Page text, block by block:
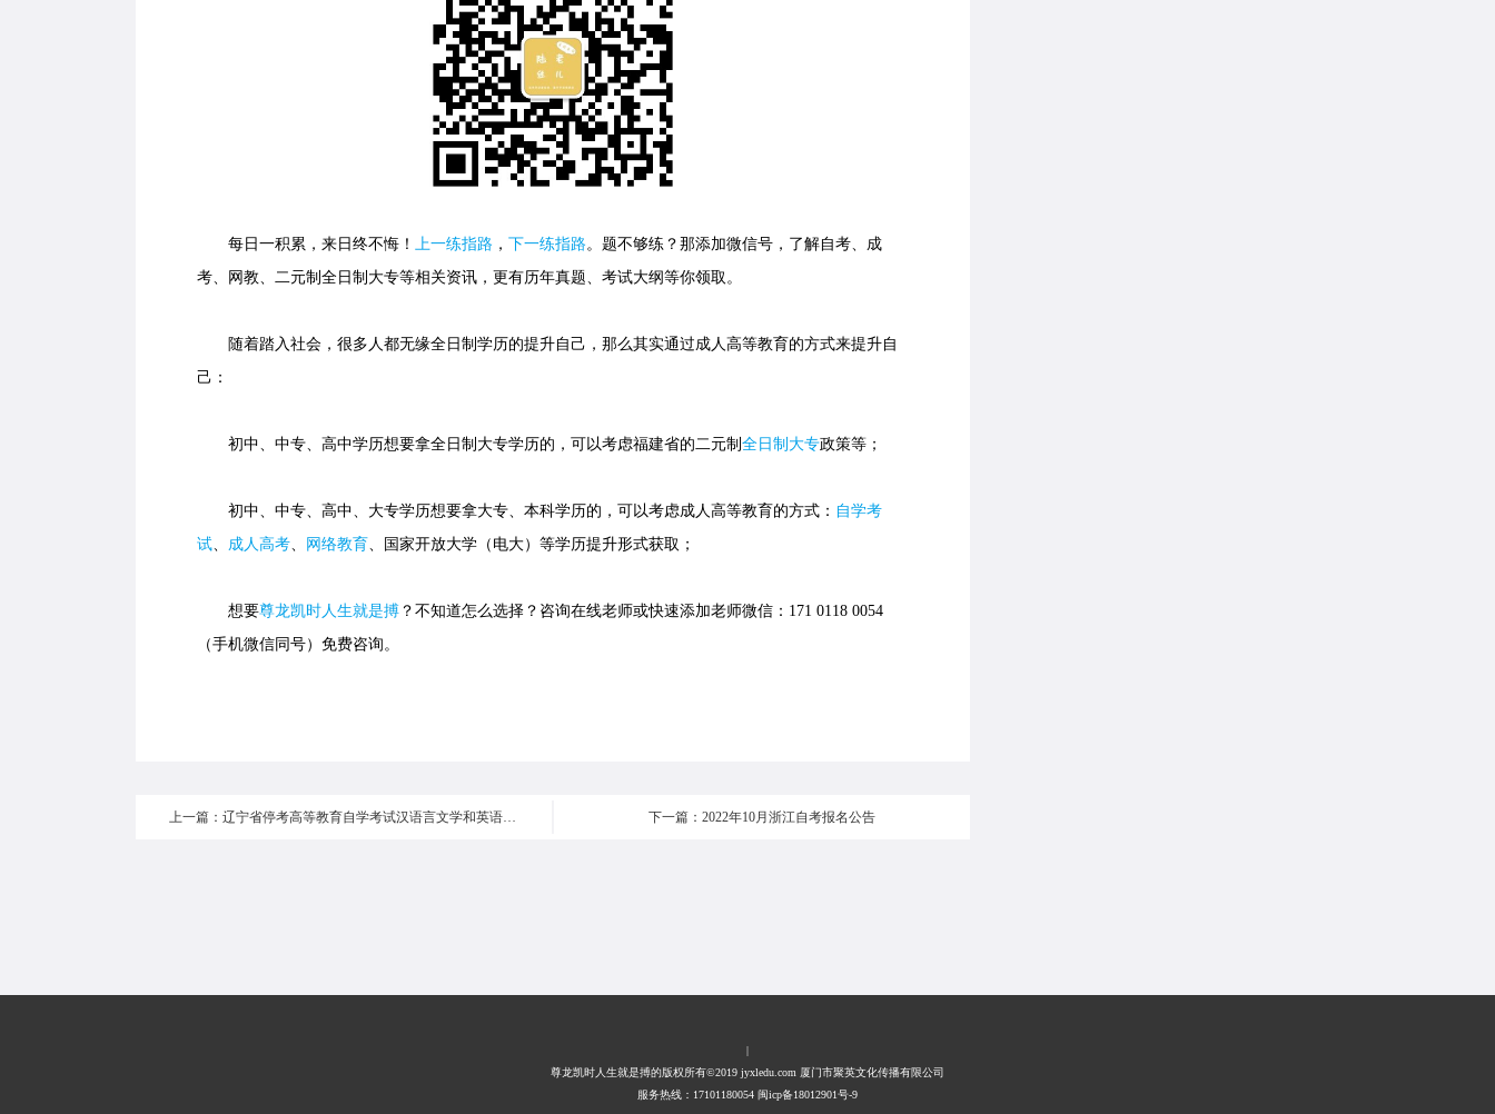
每日一积累，来日终不悔！ 上一练指路 ， 下一练指路。 题不够练？那添加微信号，了解自考、成
考、网教、二元制全日制大专等相关资讯，更有历年真题、考试大纲等你领取。
随着踏入社会，很多人都无缘全日制学历的提升自己，那么其实通过成人高等教育的方式来提升自
己：
初中、中专、高中学历想要拿全日制大专学历的，可以考虑福建省的二元制 全日制大专政策等；
初中、中专、高中、大专学历想要拿大专、本科学历的，可以考虑成人高等教育的方式： 自学考
试、 成人高考、 网络教育、国家开放大学（电大）等学历提升形式获取；
想要尊龙凯时人生就是搏 ？不知道怎么选择？咨询在线老师或快速添加老师微信：171 0118 0054
（手机微信同号）免费咨询。
上一篇：辽宁省停考高等教育自学考试汉语言文学和英语两个专科专业 下一篇：2022年10月浙江自考报名公告
|
尊龙凯时人生就是搏的版权所有©2019 jyxledu.com 厦门市聚英文化传播有限公司
服务热线：17101180054 闽icp备18012901号-9